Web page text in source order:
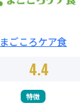
まごころケア食
4.4
特徴